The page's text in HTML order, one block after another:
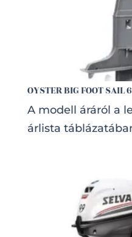
OYSTER BIG FOOT SAIL 6
A modell áráról a
árlista